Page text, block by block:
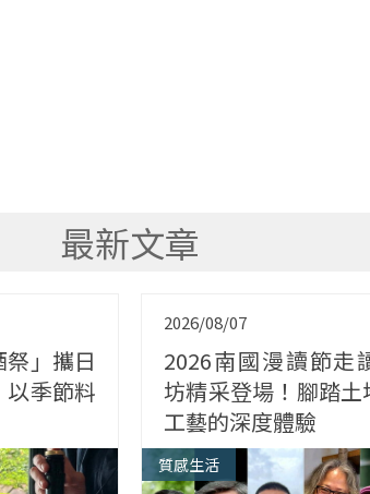
最新文章
祭」攜日
季節料
2026/08/07
2026南國漫讀節走
坊精采登場！腳踏土
工藝的深度體驗
質感生活